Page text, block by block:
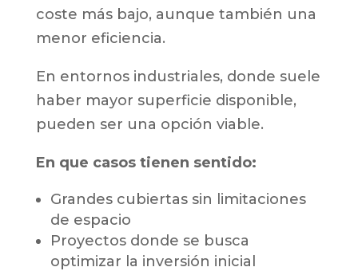
coste más bajo, aunque también una
menor eficiencia.
En entornos industriales, donde suele
haber mayor superficie disponible,
pueden ser una opción viable.
En que casos tienen sentido:
Grandes cubiertas sin limitaciones
de espacio
Proyectos donde se busca
optimizar la inversión inicial